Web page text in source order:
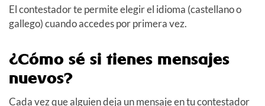
El contestador te permite elegir el idioma (castellano o
gallego) cuando accedes por primera vez.
¿Cómo sé si tienes mensajes
nuevos?
Cada vez que alguien deja un mensaje en tu contestador